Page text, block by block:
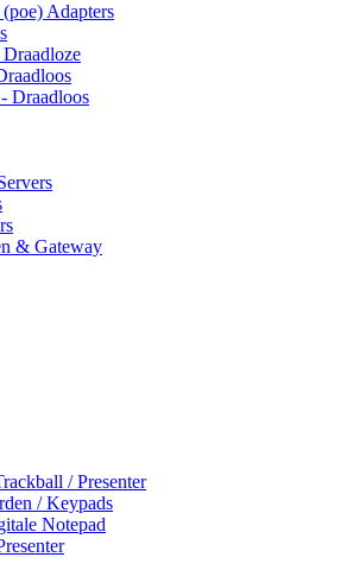
Adapters
Draadloos
& Gateway
/ Presenter
/ Keypads
Notepad